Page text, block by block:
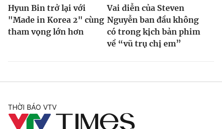
Hyun Bin trở lại với
"Made in Korea 2" cùng
tham vọng lớn hơn
Vai diễn của Steven
Nguyễn ban đầu không
có trong kịch bản phim
về “vũ trụ chị em”
THỜI BÁO VTV